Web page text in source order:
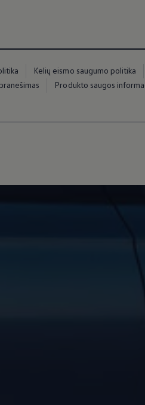
Kelių eismo saugumo politika
Produkto saugos